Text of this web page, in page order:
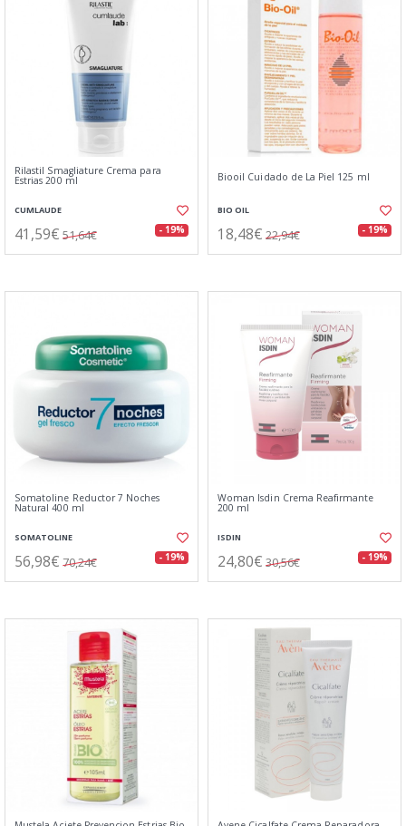
Rilastil Smagliature Crema para
Estrias 200 ml
CUMLAUDE
41,59€ 51,64€ - 19%
Biooil Cuidado de La Piel 125 ml
BIO OIL
18,48€ 22,94€ - 19%
Somatoline Reductor 7 Noches
Natural 400 ml
SOMATOLINE
56,98€ 70,24€ - 19%
Woman Isdin Crema Reafirmante
200 ml
ISDIN
24,80€ 30,56€ - 19%